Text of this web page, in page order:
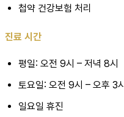
첩약 건강보험 처리
진료 시간
평일: 오전 9시 – 저녁 8시
토요일: 오전 9시 – 오후 3시
일요일 휴진